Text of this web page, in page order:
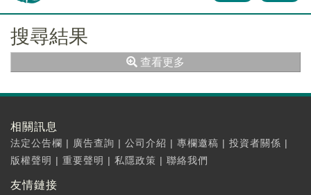
搜尋結果
查看更多
相關訊息
法定公告欄 | 廣告查詢 | 公司介紹 | 專欄邀稿 | 投資者關係 |
版權聲明 | 重要聲明 | 私隱政策 | 聯絡我們
友情鏈接